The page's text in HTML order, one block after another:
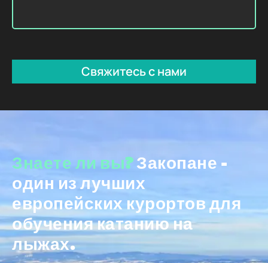
Свяжитесь с нами
Знаете ли вы?Закопане -
один из лучших
европейских курортов для
обучения катанию на
лыжах.